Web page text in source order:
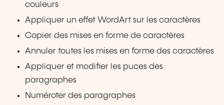
couleurs
Appliquer un effet WordArt sur les caractères
Copier des mises en forme de caractères
Annuler toutes les mises en forme des caractères
Appliquer et modifier les puces des
paragraphes
Numéroter des paragraphes